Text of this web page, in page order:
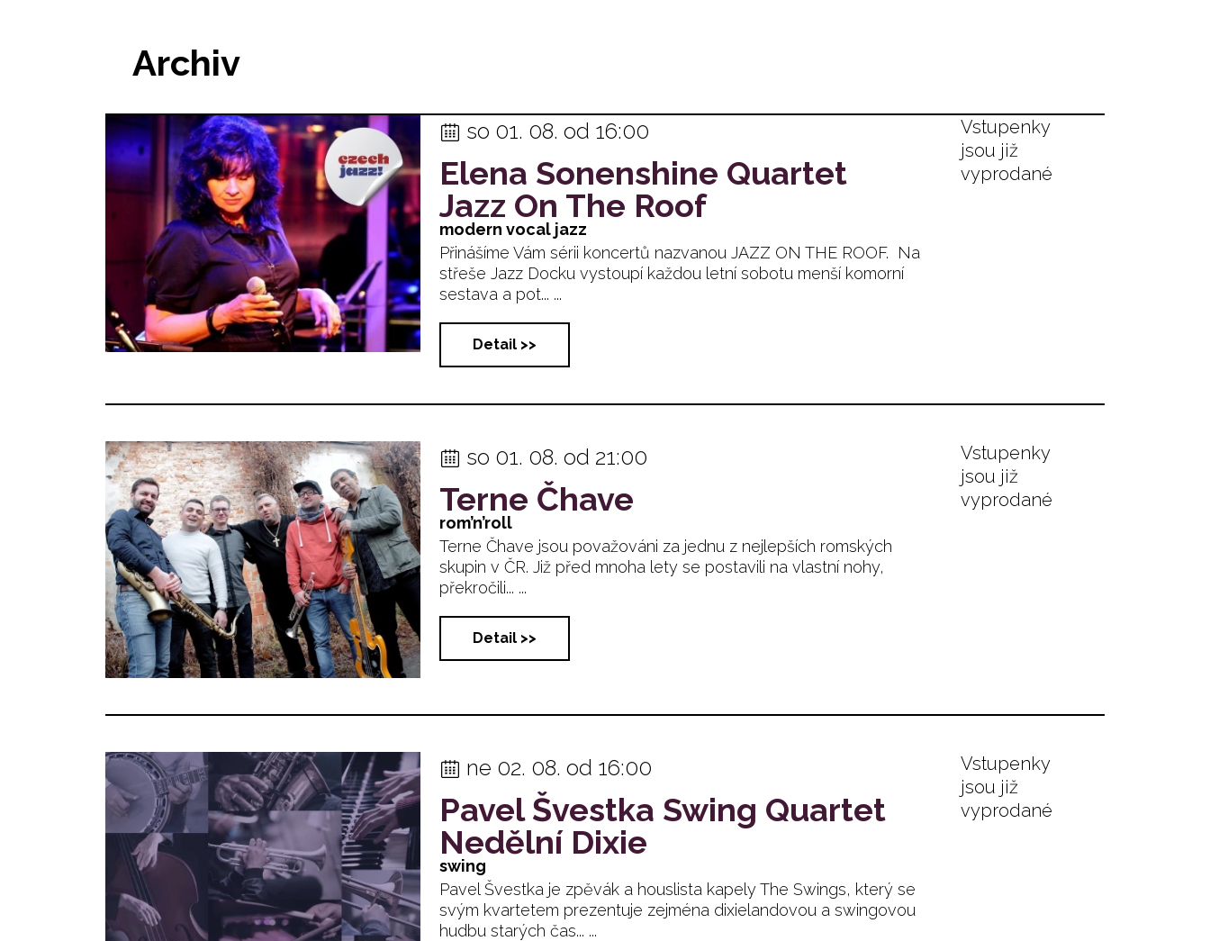
Archiv
so 01. 08. od 16:00
Elena Sonenshine Quartet
Jazz On The Roof
modern vocal jazz
Přinášíme Vám sérii koncertů nazvanou JAZZ ON THE ROOF. Na
střeše Jazz Docku vystoupí každou letní sobotu menší komorní
sestava a pot... ...
Detail >>
Vstupenky
jsou již
vyprodané
so 01. 08. od 21:00
Terne Čhave
rom’n’roll
Terne Čhave jsou považováni za jednu z nejlepších romských
skupin v ČR. Již před mnoha lety se postavili na vlastní nohy,
překročili... ...
Detail >>
Vstupenky
jsou již
vyprodané
ne 02. 08. od 16:00
Pavel Švestka Swing Quartet
Nedělní Dixie
swing
Pavel Švestka je zpěvák a houslista kapely The Swings, který se
svým kvartetem prezentuje zejména dixielandovou a swingovou
hudbu starých čas... ...
Vstupenky
jsou již
vyprodané